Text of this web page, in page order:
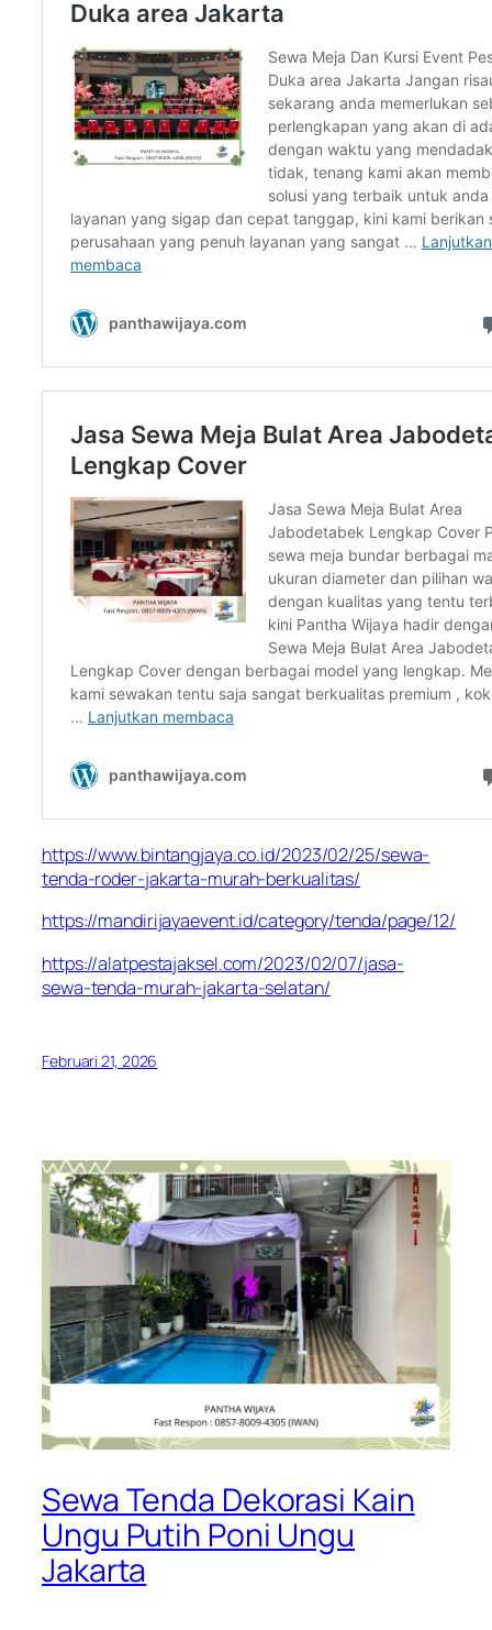
https://www.bintangjaya.co.id/2023/02/25/sewa-
tenda-roder-jakarta-murah-berkualitas/
https://mandirijayaevent.id/category/tenda/page/12/
https://alatpestajaksel.com/2023/02/07/jasa-
sewa-tenda-murah-jakarta-selatan/
Februari 21, 2026
Sewa Tenda Dekorasi Kain
Ungu Putih Poni Ungu
Jakarta